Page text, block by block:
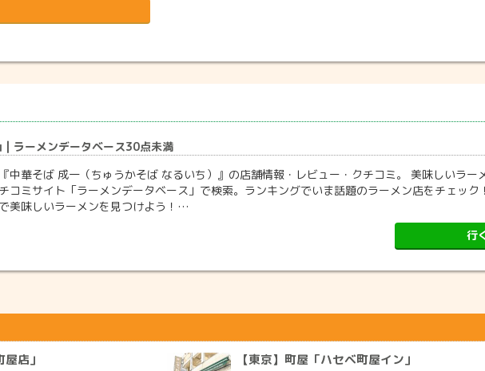
| ラーメンデータベース30点未満
中華そば 成一（ちゅうかそば なるいち）』の店舗情報・レビュー・クチコミ。 美味しいラー
コミサイト「ラーメンデータベース」で検索。ランキングでいま話題のラーメン店をチェック
美味しいラーメンを見つけよう！…
行
店」 【東京】町屋「ハセベ町屋イン」